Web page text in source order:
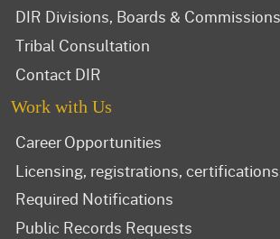
DIR Divisions, Boards & Commissions
Tribal Consultation
Contact DIR
Work with Us
Career Opportunities
Licensing, registrations,
Required Notifications
Public Records Requests